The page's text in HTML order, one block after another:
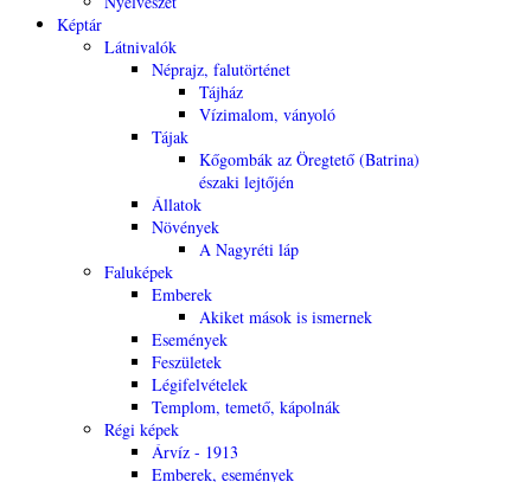
Képtár
Látnivalók
Néprajz, falutörténet
Tájház
Vízimalom, ványoló
Tájak
Kőgombák az Öregtető (Batrina)
északi lejtőjén
Állatok
Növények
A Nagyréti láp
Faluképek
Emberek
Akiket mások is ismernek
Események
Feszületek
Légifelvételek
Templom, temető, kápolnák
Régi képek
Árvíz - 1913
Emberek, események